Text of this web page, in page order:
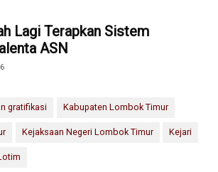
Lagi Terapkan Sistem
ASN
gratifikasi Kabupaten Lombok Timur
Kejaksaan Negeri Lombok Timur Kejari